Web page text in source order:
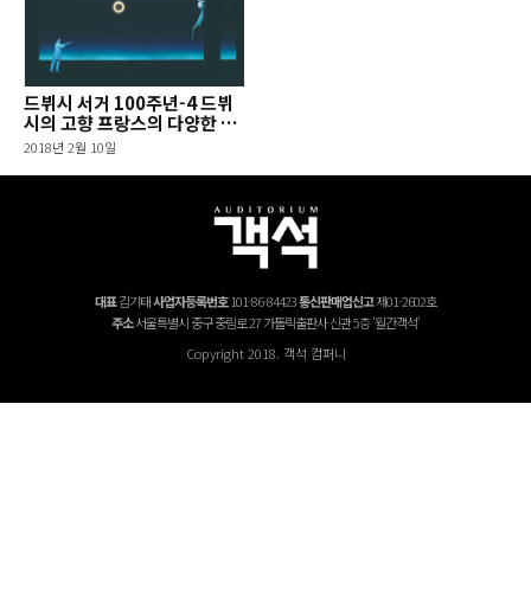
드뷔시 서거 100주년-4 드뷔
시의 고향 프랑스의 다양한 행
사들
2018년 2월 10일
대표김기태사업자등록번호101-86-84423통신판매업신고제01-2602호
주소서울특별시 중구 중림로 27 가톨릭출판사 신관 5층 '월간객석'
Copyright 2018. 객석 컴퍼니